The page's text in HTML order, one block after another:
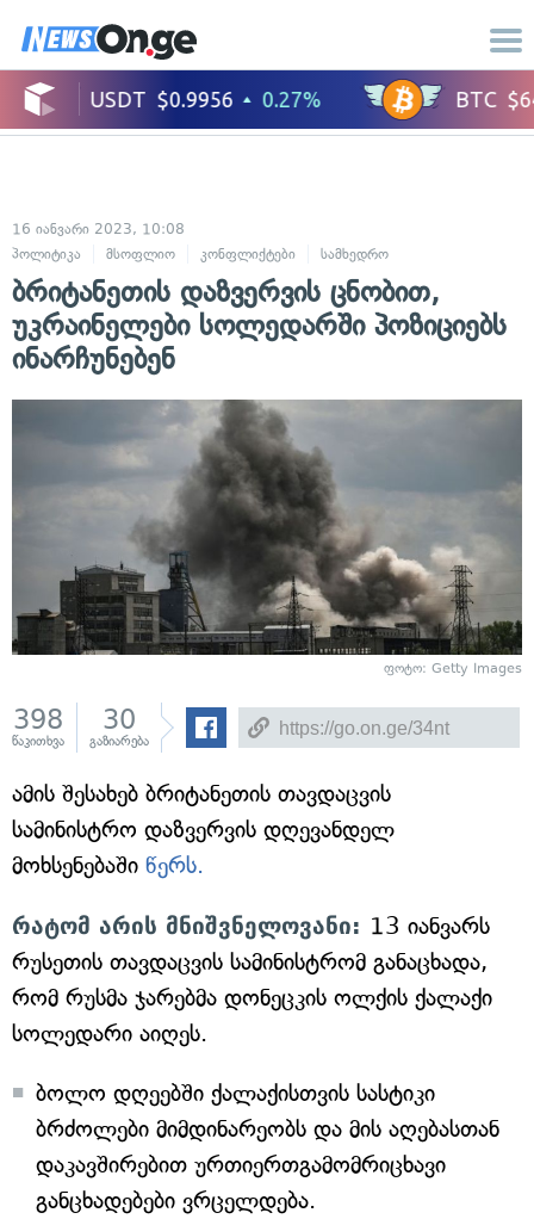
16 იანვარი 2023, 10:08
პოლიტიკა
მსოფლიო კონფლიქტები სამხედრო
ბრიტანეთის დაზვერვის ცნობით,
უკრაინელები სოლედარში პოზიციებს
ინარჩუნებენ
ფოტო: Getty Images
398
წაკითხვა
30
გაზიარება
ამის შესახებ ბრიტანეთის თავდაცვის
სამინისტრო დაზვერვის დღევანდელ
მოხსენებაში წერს.
რატომ არის მნიშვნელოვანი: 13 იანვარს
რუსეთის თავდაცვის სამინისტრომ განაცხადა,
რომ რუსმა ჯარებმა დონეცკის ოლქის ქალაქი
სოლედარი აიღეს.
ბოლო დღეებში ქალაქისთვის სასტიკი
ბრძოლები მიმდინარეობს და მის აღებასთან
დაკავშირებით ურთიერთგამომრიცხავი
განცხადებები ვრცელდება.